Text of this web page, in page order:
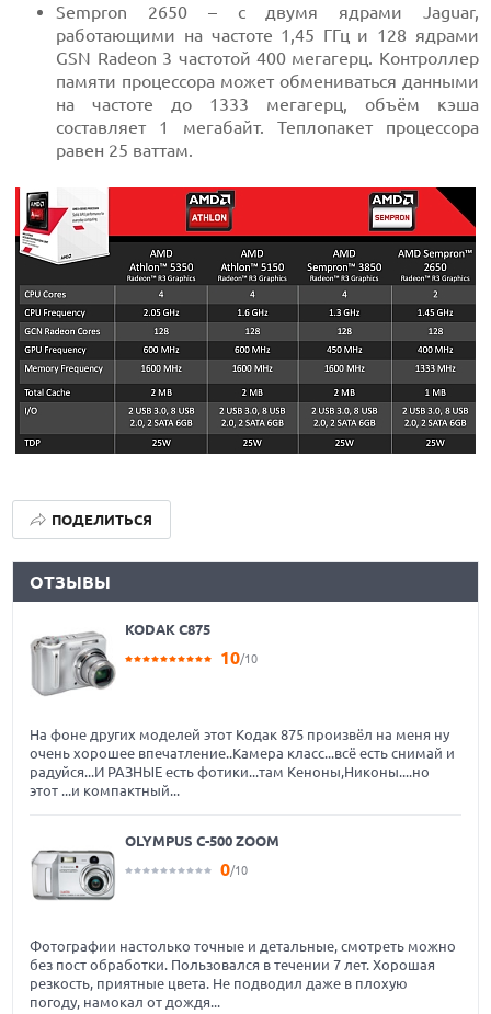
Sempron 2650 – с двумя ядрами Jaguar,
работающими на частоте 1,45 ГГц и 128 ядрами
GSN Radeon 3 частотой 400 мегагерц. Контроллер
памяти процессора может обмениваться данными
на частоте до 1333 мегагерц, объём кэша
составляет 1 мегабайт. Теплопакет процессора
равен 25 ваттам.
ПОДЕЛИТЬСЯ
ОТЗЫВЫ
KODAK C875
10/10
На фоне других моделей этот Кодак 875 произвёл на меня ну
очень хорошее впечатление..Камера класс...всё есть снимай и
радуйся...И РАЗНЫЕ есть фотики...там Кеноны,Никоны....но
этот ...и компактный...
OLYMPUS C-500 ZOOM
0/10
Фотографии настолько точные и детальные, смотреть можно
без пост обработки. Пользовался в течении 7 лет. Хорошая
резкость, приятные цвета. Не подводил даже в плохую
погоду, намокал от дождя...